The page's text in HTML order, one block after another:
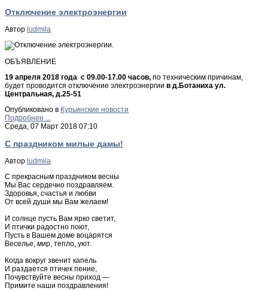
Отключение электроэнергии
Автор ludmila
ОБЪЯВЛЕНИЕ
19 апреля 2018 года с 09.00-17.00 часов, по техническим причинам,
будет проводится отключение электроэнергии в д.Ботаниха ул.
Центральная, д.25-51
Опубликовано в Курьинские новости
Подробнее ...
Среда, 07 Март 2018 07:10
С праздником милые дамы!
Автор ludmila
С прекрасным праздником весны
Мы Вас сердечно поздравляем.
Здоровья, счастья и любви
От всей души мы Вам желаем!
И солнце пусть Вам ярко светит,
И птички радостно поют,
Пусть в Вашем доме воцарятся
Веселье, мир, тепло, уют.
Когда вокруг звенит капель
И раздается птичек пение,
Почувствуйте весны приход —
Примите наши поздравления!